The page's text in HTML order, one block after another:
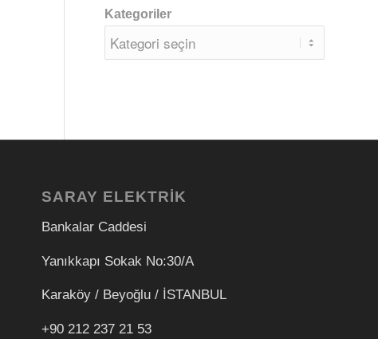
Kategoriler
SARAY ELEKTRİK
Bankalar Caddesi
Yanıkkapı Sokak No:30/A
Karaköy / Beyoğlu / İSTANBUL
+90 212 237 21 53